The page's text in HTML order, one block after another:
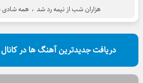
هزاران شب از نیمه رد شد ، همه شادی
دریافت جدیدترین آهنگ ها در